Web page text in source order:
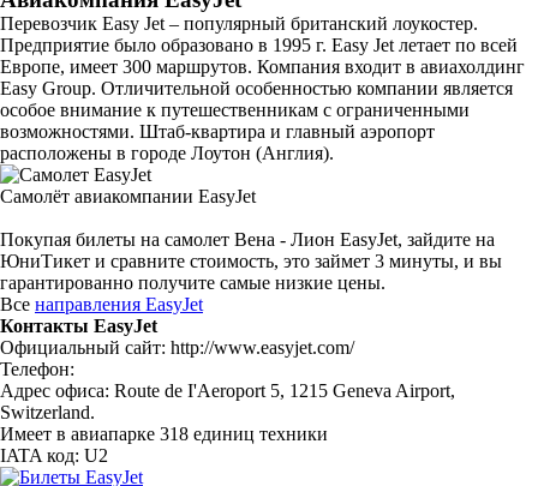
Перевозчик Easy Jet – популярный британский лоукостер.
Предприятие было образовано в 1995 г. Easy Jet летает по всей
Европе, имеет 300 маршрутов. Компания входит в авиахолдинг
Easy Group. Отличительной особенностью компании является
особое внимание к путешественникам с ограниченными
возможностями. Штаб-квартира и главный аэропорт
расположены в городе Лоутон (Англия).
Самолёт авиакомпании EasyJet
Покупая билеты на самолет Вена - Лион EasyJet, зайдите на
ЮниТикет и сравните стоимость, это займет 3 минуты, и вы
гарантированно получите самые низкие цены.
Все направления EasyJet
Контакты EasyJet
Официальный сайт: http://www.easyjet.com/
Телефон:
Адрес офиса: Route de I'Aeroport 5, 1215 Geneva Airport,
Switzerland.
Имеет в авиапарке 318 единиц техники
IATA код: U2